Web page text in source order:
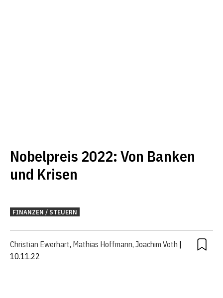
Nobelpreis 2022: Von Banken
und Krisen
FINANZEN / STEUERN
Christian Ewerhart, Mathias Hoffmann, Joachim Voth
10.11.22